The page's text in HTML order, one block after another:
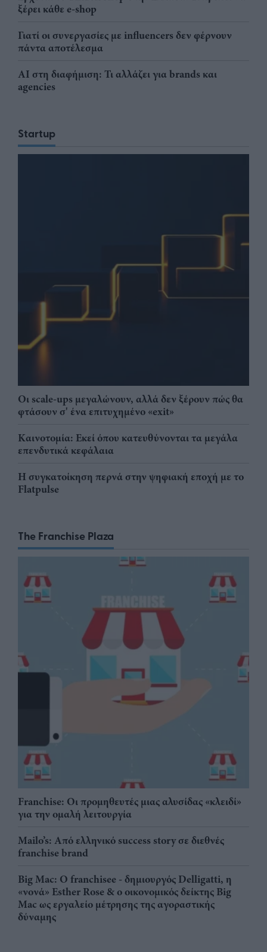
ξέρει κάθε e-shop
Γιατί οι συνεργασίες με influencers δεν φέρνουν
πάντα αποτέλεσμα
AI στη διαφήμιση: Τι αλλάζει για brands και
agencies
Startup
Οι scale-ups μεγαλώνουν, αλλά δεν ξέρουν πώς θα
φτάσουν σ' ένα επιτυχημένο «exit»
Καινοτομία: Εκεί όπου κατευθύνονται τα μεγάλα
επενδυτικά κεφάλαια
Η συγκατοίκηση περνά στην ψηφιακή εποχή με το
Flatpulse
The Franchise Plaza
Franchise: Οι προμηθευτές μιας αλυσίδας «κλειδί»
για την ομαλή λειτουργία
Mailo’s: Από ελληνικό success story σε διεθνές
franchise brand
Big Mac: Ο franchisee - δημιουργός Delligatti, η
«νονά» Esther Rose & ο οικονομικός δείκτης Big
Mac ως εργαλείο μέτρησης της αγοραστικής
δύναμης